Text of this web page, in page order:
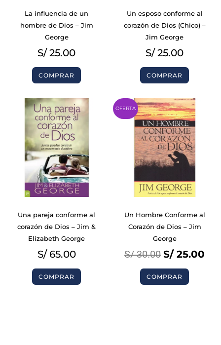
La influencia de un
hombre de Dios – Jim
George
S/25.00
COMPRAR
Un esposo conforme al
corazón de Dios (Chico) –
Jim George
S/25.00
COMPRAR
Una pareja conforme al
corazón de Dios – Jim &
Elizabeth George
S/65.00
COMPRAR
OFERTA
Un Hombre Conforme al
Corazón de Dios – Jim
George
S/30.00
Original
price
was:
S/ 30.00.
S/25.00
COMPRAR